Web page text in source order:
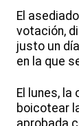
El
votación,
justo un
en la que
El lunes,
boicotear
aprobada